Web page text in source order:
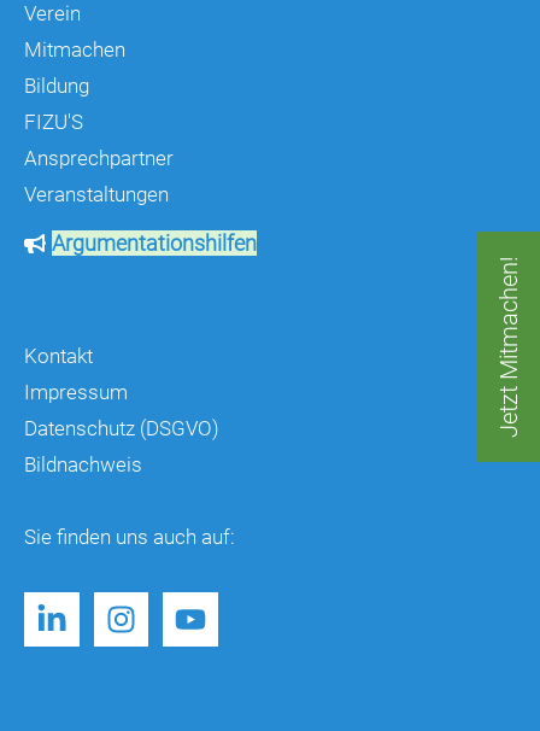
Jetzt Mitmachen!
Verein
Mitmachen
Bildung
FIZU'S
Ansprechpartner
Veranstaltungen
Argumentationshilfen
Kontakt
Impressum
Datenschutz (DSGVO)
Bildnachweis
Sie finden uns auch auf: